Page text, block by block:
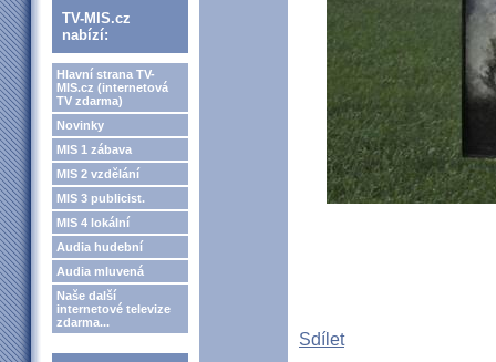
TV-MIS.cz
nabízí:
Hlavní strana TV-
MIS.cz (internetová
TV zdarma)
Novinky
MIS 1 zábava
MIS 2 vzdělání
MIS 3 publicist.
MIS 4 lokální
Audia hudební
Audia mluvená
Naše další
internetové televize
zdarma...
Sdílet